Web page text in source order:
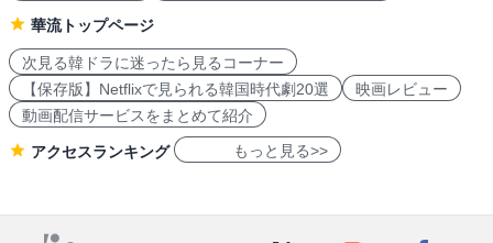
華流トップページ
次見る韓ドラに迷ったら見るコーナー
【保存版】Netflixで見られる韓国時代劇20選
映画レビュー
動画配信サービスをまとめて紹介
アクセスランキング もっと見る>>